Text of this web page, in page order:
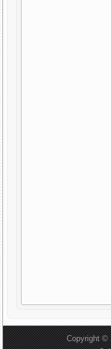
Copyright ©